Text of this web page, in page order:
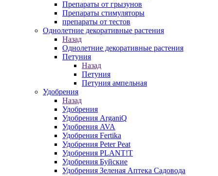
Препараты от грызунов
Препараты стимуляторы
препараты от тестов
Однолетние декоративные растения
Назад
Однолетние декоративные растения
Петуния
Назад
Петуния
Петуния ампельная
Удобрения
Назад
Удобрения
Удобрения ArganiQ
Удобрения AVA
Удобрения Fertika
Удобрения Peter Peat
Удобрения PLANT!T
Удобрения Буйские
Удобрения Зеленая Аптека Садовода